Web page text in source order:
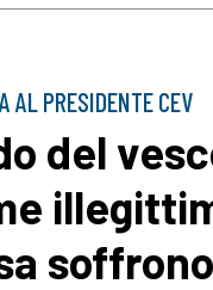
AL PRESIDENTE CEV
del